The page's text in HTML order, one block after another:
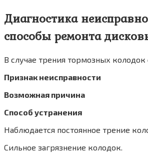
Диагностика
способы ремонта
В случае трения тормозных колодок
Признак неисправности
Возможная причина
Способ устранения
Наблюдается постоянное трение
Сильное загрязнение колодок.